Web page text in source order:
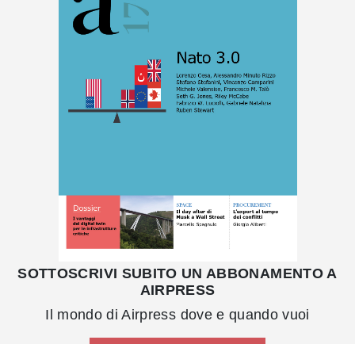
SOTTOSCRIVI SUBITO UN ABBONAMENTO A
AIRPRESS
Il mondo di Airpress dove e quando vuoi